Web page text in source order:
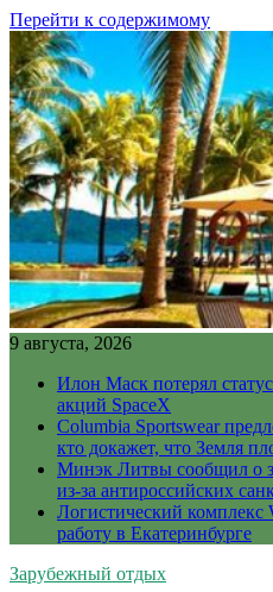
Перейти к содержимому
9 августа, 2026
Илон Маск потерял
акций SpaceX
Columbia Sportswear
кто докажет, что Земля
Минэк Литвы сообщил о
из-за антироссийских
Логистический комплекс
работу в Екатеринбурге
Зарубежный отдых